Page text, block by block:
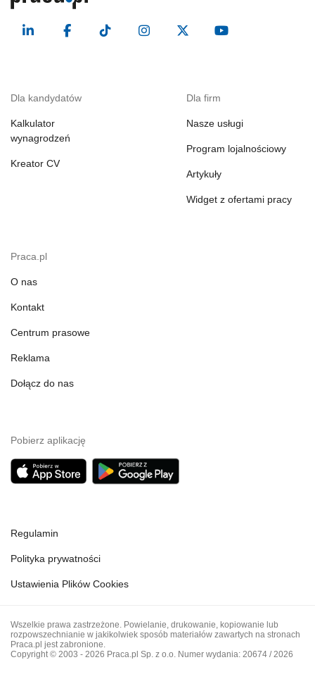
Dla kandydatów
Kalkulator
wynagrodzeń
Kreator CV
Dla firm
Nasze usługi
Program lojalnościowy
Artykuły
Widget z ofertami pracy
Praca.pl
O nas
Kontakt
Centrum prasowe
Reklama
Dołącz do nas
Pobierz aplikację
Regulamin
Polityka prywatności
Ustawienia Plików Cookies
Wszelkie prawa zastrzeżone. Powielanie, drukowanie, kopiowanie lub
rozpowszechnianie w jakikolwiek sposób materiałów zawartych na stronach
Praca.pl jest zabronione.
Copyright © 2003 - 2026 Praca.pl Sp. z o.o. Numer wydania: 20674 / 2026